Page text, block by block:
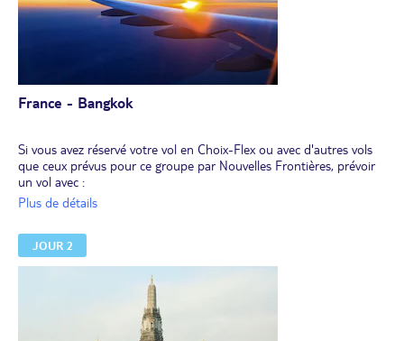
France - Bangkok
Si vous avez réservé votre vol en Choix-Flex ou avec d'autres vols
que ceux prévus pour ce groupe par Nouvelles Frontières, prévoir
un vol avec :
- une arrivée à Bangkok avant 14h, autrement vous ne pourrez pas
- un départ de Phuket sans contrainte horaire.
Envol pour Bangkok.
Plus de détails
JOUR 2